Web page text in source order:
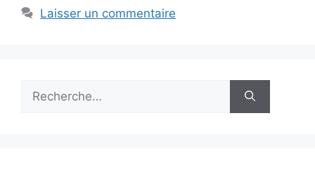
Laisser un commentaire